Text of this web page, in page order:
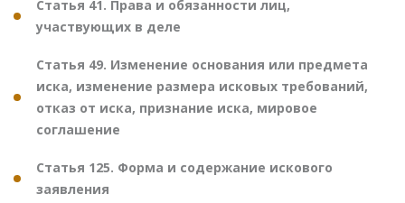
Статья 41. Права и обязанности лиц,
участвующих в деле
Статья 49. Изменение основания или предмета
иска, изменение размера исковых требований,
отказ от иска, признание иска, мировое
соглашение
Статья 125. Форма и содержание искового
заявления